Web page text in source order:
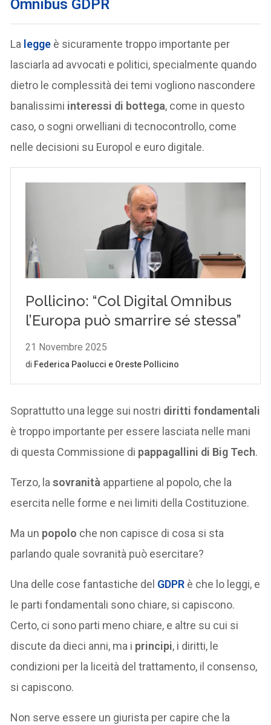
Omnibus GDPR
La legge è sicuramente troppo importante per
lasciarla ad avvocati e politici, specialmente quando
dietro le complessità dei temi vogliono nascondere
banalissimi interessi di bottega, come in questo
caso, o sogni orwelliani di tecnocontrollo, come
nelle decisioni su Europol e euro digitale.
Soprattutto una legge sui nostri diritti fondamentali
è troppo importante per essere lasciata nelle mani
di questa Commissione di pappagallini di Big Tech.
Terzo, lasovranità appartiene al popolo, che la
esercita nelle forme e nei limiti della Costituzione.
Ma un popolo che non capisce di cosa si sta
parlando quale sovranità può esercitare?
Una delle cose fantastiche del GDPR è che lo leggi, e
le parti fondamentali sono chiare, si capiscono.
Certo, ci sono parti meno chiare, e altre su cui si
discute da dieci anni, ma i principi, i diritti, le
condizioni per la liceità del trattamento, il consenso,
si capiscono.
Non serve essere un giurista per capire che la